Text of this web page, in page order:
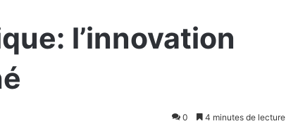
l’innovation
0 4 minutes de lecture